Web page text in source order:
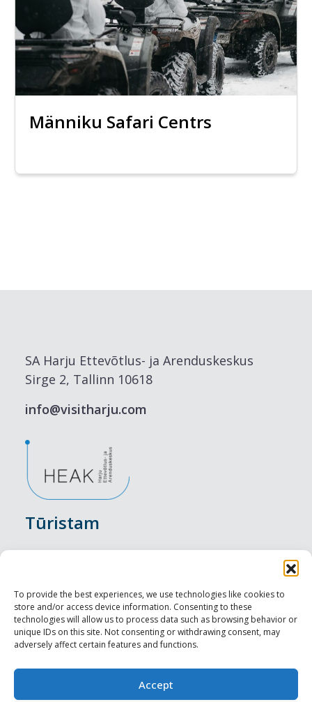
To provide the best experiences, we use technologies like cookies to
store and/or access device information. Consenting to these
technologies will allow us to process data such as browsing behavior or
unique IDs on this site. Not consenting or withdrawing consent, may
adversely affect certain features and functions.
Accept
Männiku Safari Centrs
SA Harju Ettevõtlus- ja Arenduskeskus
Sirge 2, Tallinn 10618
info@visitharju.com
Tūristam
Nakšņošana
Vietas maltītei
Apskates objekti